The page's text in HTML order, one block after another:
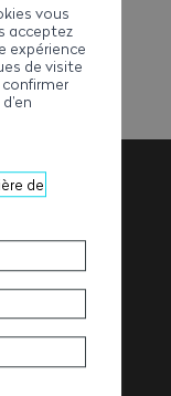
vous
acceptez
expérience
de visite
de